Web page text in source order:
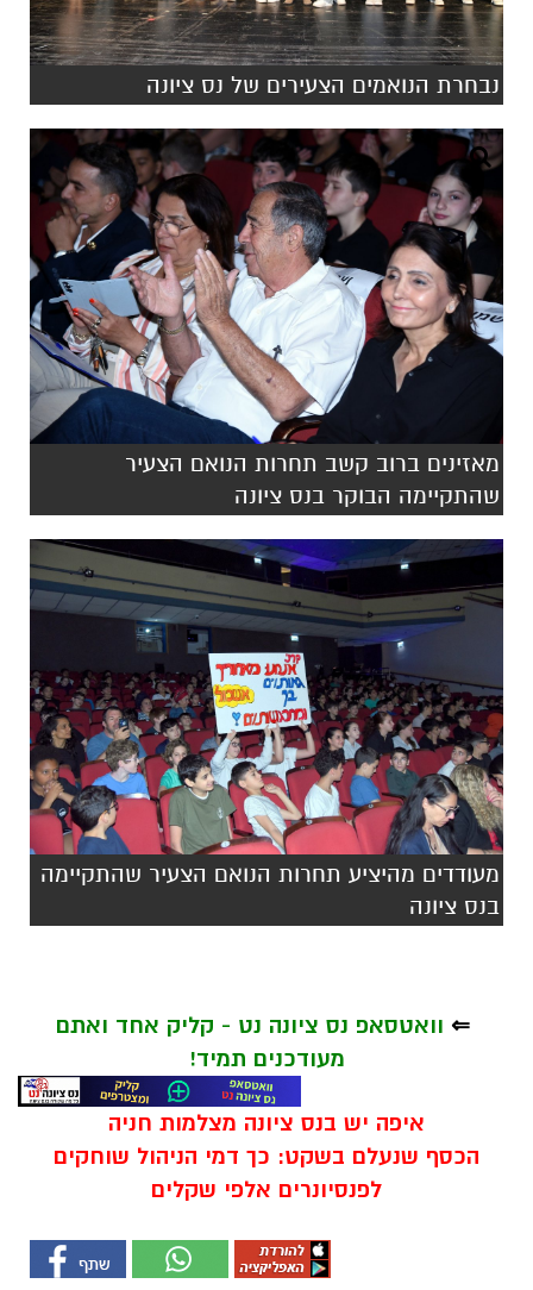
נבחרת הנואמים הצעירים של נס ציונה
מאזינים ברוב קשב תחרות הנואם הצעיר
שהתקיימה הבוקר בנס ציונה
מעודדים מהיציע תחרות הנואם הצעיר שהתקיימה
בנס ציונה
⇐ וואטסאפ נס ציונה נט - קליק אחד ואתם
מעודכנים תמיד!
איפה יש בנס ציונה מצלמות חניה
הכסף שנעלם בשקט: כך דמי הניהול שוחקים
לפנסיונרים אלפי שקלים